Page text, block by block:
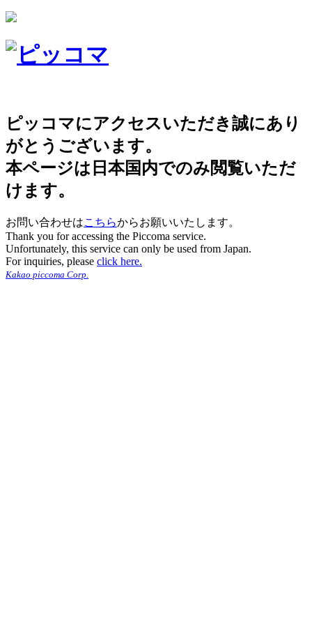
ピッコマにアクセスいただき誠にあり
がとうございます。
本ページは日本国内でのみ閲覧いただ
けます。
お問い合わせはこちらからお願いいたします。
Thank you for accessing the Piccoma service.
Unfortunately, this service can only be used from Japan.
For inquiries, please click here.
Kakao piccoma Corp.